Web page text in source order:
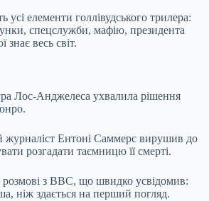
усі елементи голлівудського трилера:
спецслужби, мафію, президента
весь світ.
Лос-Анджелеса ухвалила рішення
журналіст Ентоні Саммерс вирушив до
розгадати таємницю її смерті.
розмові з ВВС, що швидко усвідомив:
ніж здається на перший погляд.